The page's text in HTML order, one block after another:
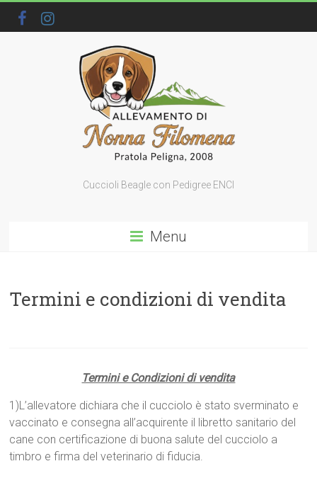
Cuccioli Beagle con Pedigree ENCI
Menu
Termini e condizioni di vendita
Termini e Condizioni di vendita
1)L’allevatore dichiara che il cucciolo è stato sverminato e
vaccinato e consegna all’acquirente il libretto sanitario del
cane con certificazione di buona salute del cucciolo a
timbro e firma del veterinario di fiducia.